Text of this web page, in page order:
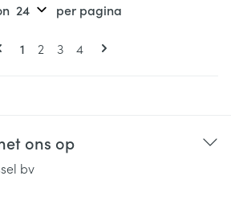
Pagina's
U lees momenteel pagina
1 Pagina
2 Pagina
3 Pagina
4
per pagina
ons op
bv